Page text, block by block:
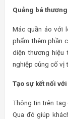
Quảng bá
Mác quần áo với
phẩm thêm phần
diện thương hiệu
nghiệp củng cố vị
Tạo sự kết nối
Thông tin trên tag
Qua đó giúp